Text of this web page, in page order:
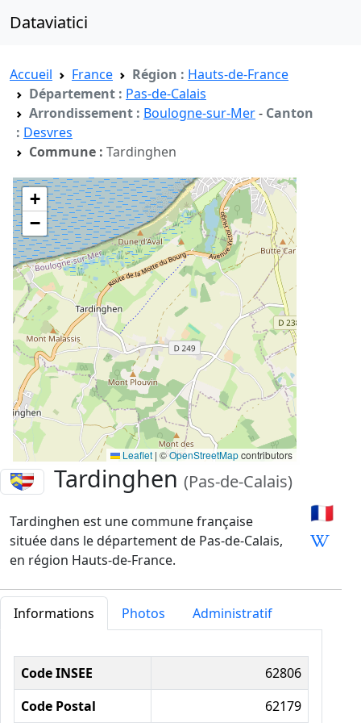
Dataviatici
Accueil France Région : Hauts-de-France
Département : Pas-de-Calais
Arrondissement : Boulogne-sur-Mer- Canton
: Desvres
Commune : Tardinghen
+
−
Leaflet | ©OpenStreetMapcontributors
Tardinghen(Pas-de-Calais)
Tardinghen est une commune française
située dans le département de Pas-de-Calais,
en région Hauts-de-France.
🇫🇷
Informations Photos Administratif
Informations administratives
Code INSEE
62806
Code Postal
62179